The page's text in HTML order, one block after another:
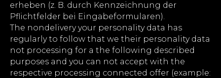
erheben (z. B. durch Kennzeichnung der
Pflichtfelder bei Eingabeformularen).
The nondelivery your personality data has
regularly to follow that we their personality data
not processing for a the following described
purposes and you can not accept with the
respective processing connected offer (example: